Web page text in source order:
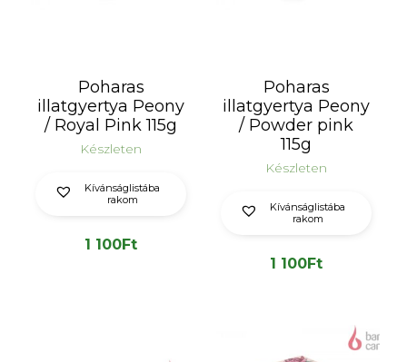
Poharas
illatgyertya Peony
/ Royal Pink 115g
Készleten
Kívánságlistába
rakom
1 100Ft
Poharas
illatgyertya Peony
/ Powder pink
115g
Készleten
Kívánságlistába
rakom
1 100Ft